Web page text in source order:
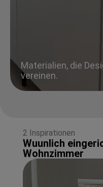
Materialien, die
vereinen.
2 Inspirationen
Wuunlich
Wohnzimmer